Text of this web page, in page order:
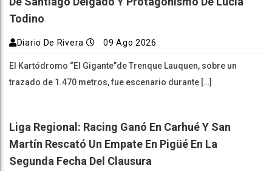
Todino
Diario De Rivera 09 Ago 2026
El Kartódromo “El Gigante”de Trenque Lauquen, sobre un
trazado de 1.470 metros, fue escenario durante […]
Liga Regional: Racing Ganó En Carhué Y San
Martín Rescató Un Empate En Pigüé En La
Segunda Fecha Del Clausura